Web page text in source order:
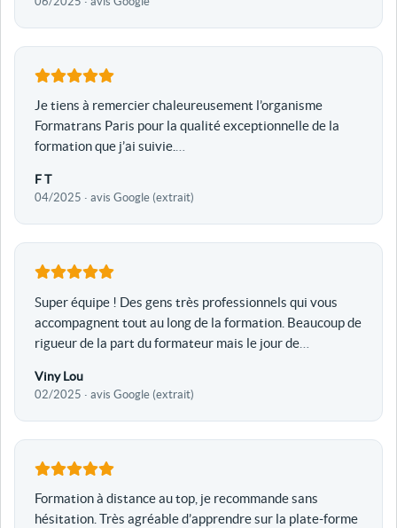
Je tiens à remercier chaleureusement l’organisme
Formatrans Paris pour la qualité exceptionnelle de la
formation que j’ai suivie.…
F T
04/2025 · avis Google (extrait)
Super équipe ! Des gens très professionnels qui vous
accompagnent tout au long de la formation. Beaucoup de
rigueur de la part du formateur mais le jour de…
Viny Lou
02/2025 · avis Google (extrait)
Formation à distance au top, je recommande sans
hésitation. Très agréable d’apprendre sur la plate-forme